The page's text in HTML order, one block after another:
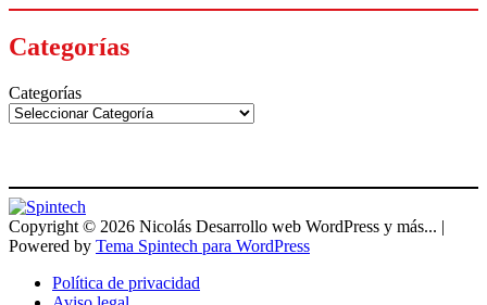
Categorías
Categorías
Copyright © 2026 Nicolás Desarrollo web WordPress y más... |
Powered by Tema Spintech para WordPress
Política de privacidad